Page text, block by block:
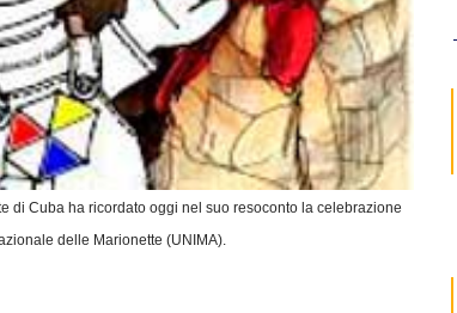
di Cuba ha ricordato oggi nel suo resoconto la celebrazione
delle Marionette (UNIMA).